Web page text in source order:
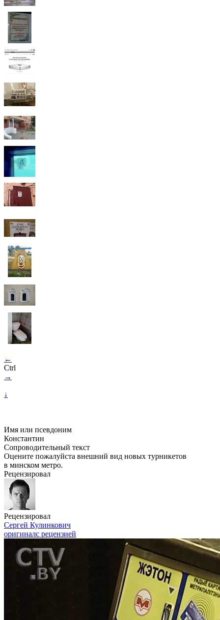
←
Ctrl
→
↓
Имя или псевдоним
Константин
Сопроводительный текст
Оцените пожалуйста внешний вид новых турникетов
в минском метро.
Рецензировал
Рецензировал
Сергей Кулинкович
оригиналс рецензией